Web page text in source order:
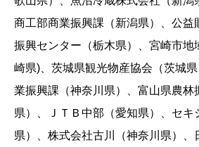
商工部商業振興課（新潟県）、公益
振興センター（栃木県）、宮崎市地
崎県)、茨城県観光物産協会（茨城
業振興課（神奈川県）、富山県農林
県）、ＪＴＢ中部（愛知県）、セキ
県）、株式会社古川（神奈川県）、